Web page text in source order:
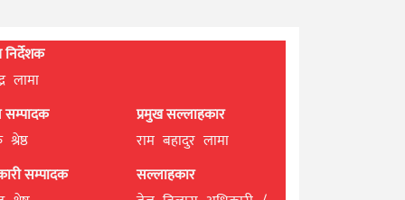
निर्देशक
लामा
सम्पादक
सम्पादक
प्रमुख सल्लाहकार
राम बहादुर लामा
सल्लाहकार